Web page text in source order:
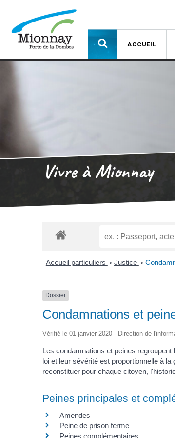
ACCUEIL
Vivre à Mionnay
Accueil particuliers > Justice >
Dossier
Condamnations et
Vérifié le 01 janvier 2020 - Direction de
Les condamnations et peines
loi et leur sévérité est proportionnelle à
reconstituer pour chaque citoyen,
Peines principales et
Amendes
Peine de prison ferme
Peines complémentaires